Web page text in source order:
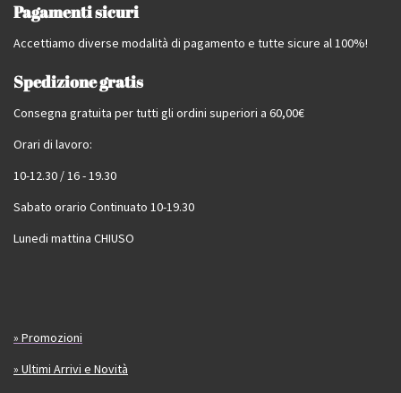
Pagamenti sicuri
Accettiamo diverse modalità di pagamento e tutte sicure al 100%!
Spedizione gratis
Consegna gratuita per tutti gli ordini superiori a 60,00€
Orari di lavoro:
10-12.30 / 16 - 19.30
Sabato orario Continuato 10-19.30
Lunedi mattina CHIUSO
» Promozioni
» Ultimi Arrivi e Novità